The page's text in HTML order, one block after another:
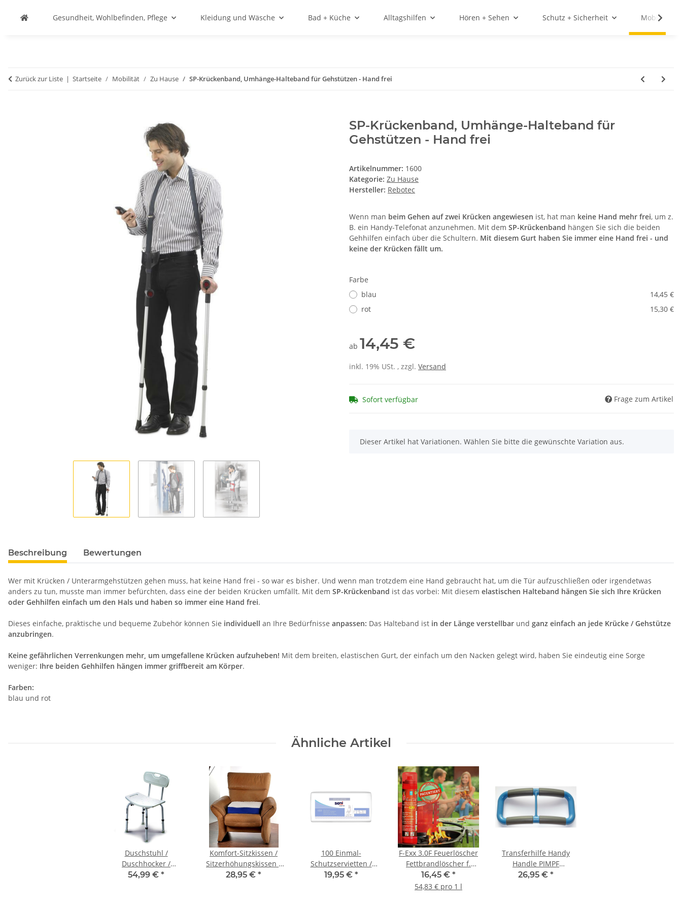
Gesundheit, Wohlbefinden, Pflege Kleidung und Wäsche Bad + Küche Alltagshilfen Hören + Sehen Schutz + Sicherheit Mobilität
Zurück zur Liste Startseite Mobilität Zu Hause SP-Krückenband, Umhänge-Halteband für Gehstützen - Hand frei
SP-Krückenband, Umhänge-Halteband für
Gehstützen - Hand frei
Artikelnummer: 1600
Kategorie: Zu Hause
Hersteller: Rebotec
Wenn man beim Gehen auf zwei Krücken angewiesen ist, hat man keine Hand mehr frei, um z.
B. ein Handy-Telefonat anzunehmen. Mit dem SP-Krückenband hängen Sie sich die beiden
Gehhilfen einfach über die Schultern. Mit diesem Gurt haben Sie immer eine Hand frei - und
keine der Krücken fällt um.
Farbe
blau
14,45 €
rot
15,30 €
ab 14,45 €
inkl. 19% USt. , zzgl. Versand
Sofort verfügbar Frage zum Artikel
x
Dieser Artikel hat Variationen. Wählen Sie bitte die gewünschte Variation aus.
Beschreibung Bewertungen
Wer mit Krücken / Unterarmgehstützen gehen muss, hat keine Hand frei - so war es bisher. Und wenn man trotzdem eine Hand gebraucht hat, um die Tür aufzuschließen oder irgendetwas
anders zu tun, musste man immer befürchten, dass eine der beiden Krücken umfällt. Mit dem SP-Krückenband ist das vorbei: Mit diesem elastischen Halteband hängen Sie sich Ihre Krücken
oder Gehhilfen einfach um den Hals und haben so immer eine Hand frei.
Dieses einfache, praktische und bequeme Zubehör können Sie individuell an Ihre Bedürfnisse anpassen: Das Halteband ist in der Länge verstellbar und ganz einfach an jede Krücke / Gehstütze
anzubringen.
Keine gefährlichen Verrenkungen mehr, um umgefallene Krücken aufzuheben! Mit dem breiten, elastischen Gurt, der einfach um den Nacken gelegt wird, haben Sie eindeutig eine Sorge
weniger: Ihre beiden Gehhilfen hängen immer griffbereit am Körper.
Farben:
blau und rot
Ähnliche Artikel
Duschstuhl /
Duschhocker /
Badewannenstuhl mit
54,99 € *
Komfort-Sitzkissen /
Sitzerhöhungskissen /
Aufstehhilfe
28,95 € *
100 Einmal-
Schutzservietten /
Einweg-Lätzchen mit
19,95 € *
F-Exx 3.0F Feuerlöscher
Fettbrandlöscher f.
Küche, Haus, Garten
16,45 € *
54,83 € pro 1 l
Transferhilfe Handy
Handle PIMPF
rückenschonender
26,95 € *